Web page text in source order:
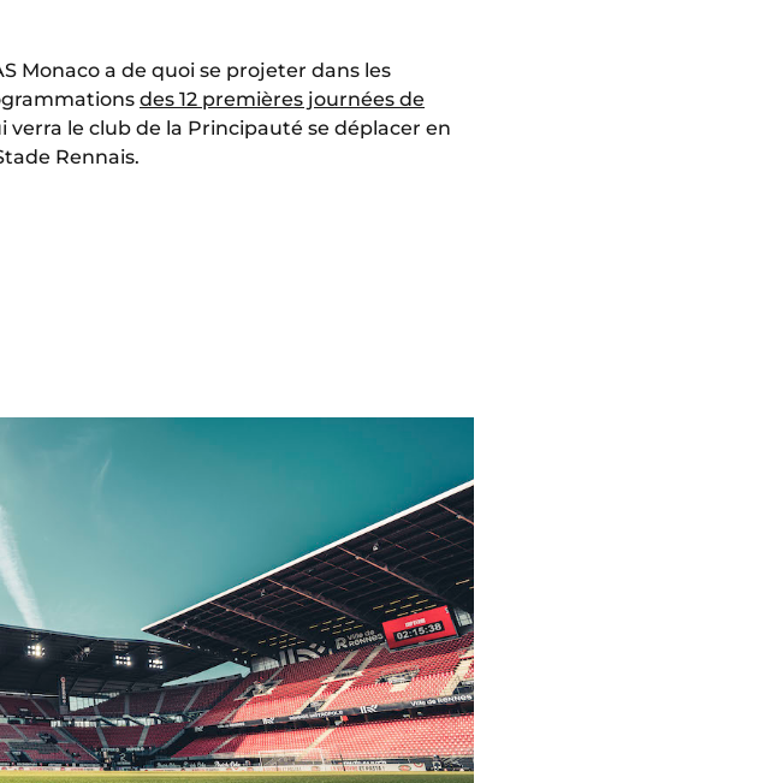
Monaco a de quoi se projeter dans les
des 12 premières journées de
verra le club de la Principauté se déplacer en
Rennais.